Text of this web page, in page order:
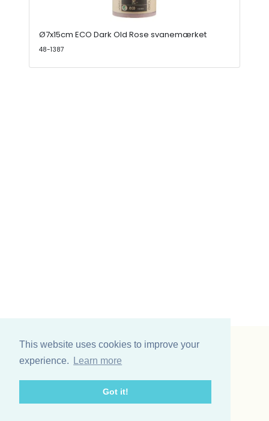
This website uses cookies to improve your
experience.
Learn more
Got it!
Ø7x15cm ECO Dark Old Rose svanemærket
48-1387
Vinding et co A/S
Telefon: +45 75 31 02 11